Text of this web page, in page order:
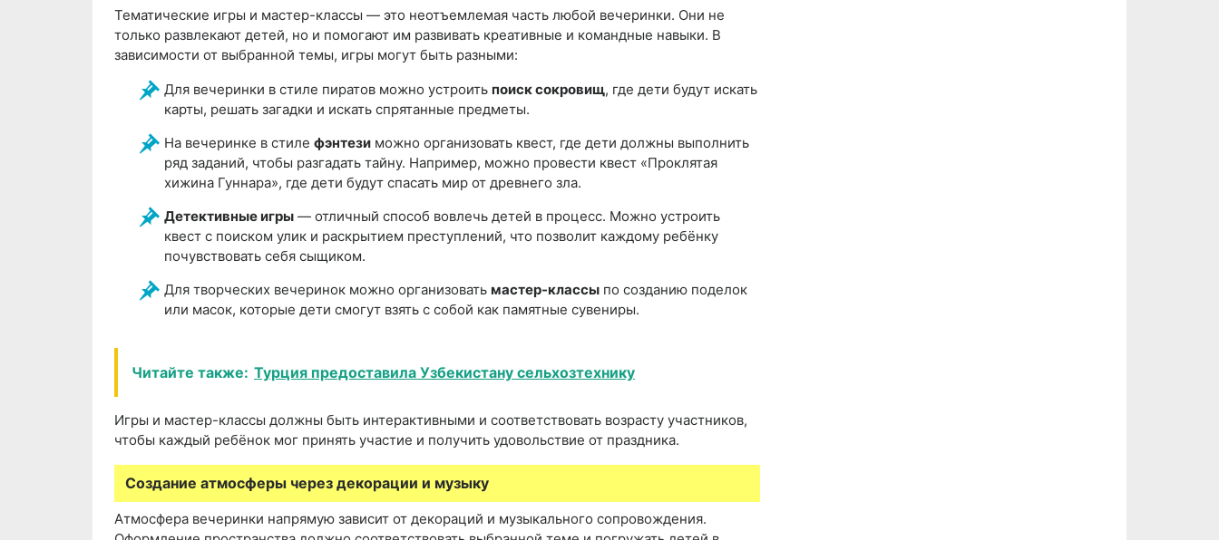
Тематические игры и мастер-классы — это неотъемлемая часть любой вечеринки. Они не
только развлекают детей, но и помогают им развивать креативные и командные навыки. В
зависимости от выбранной темы, игры могут быть разными:
Для вечеринки в стиле пиратов можно устроить поиск сокровищ, где дети будут искать
карты, решать загадки и искать спрятанные предметы.
На вечеринке в стиле фэнтези можно организовать квест, где дети должны выполнить
ряд заданий, чтобы разгадать тайну. Например, можно провести квест «Проклятая
хижина Гуннара», где дети будут спасать мир от древнего зла.
Детективные игры — отличный способ вовлечь детей в процесс. Можно устроить
квест с поиском улик и раскрытием преступлений, что позволит каждому ребёнку
почувствовать себя сыщиком.
Для творческих вечеринок можно организовать мастер-классы по созданию поделок
или масок, которые дети смогут взять с собой как памятные сувениры.
Читайте также: Турция предоставила Узбекистану сельхозтехнику
Игры и мастер-классы должны быть интерактивными и соответствовать возрасту участников,
чтобы каждый ребёнок мог принять участие и получить удовольствие от праздника.
Создание атмосферы через декорации и музыку
Атмосфера вечеринки напрямую зависит от декораций и музыкального сопровождения.